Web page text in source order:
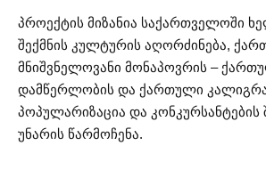
პროექტის მიზანია საქართველოში
შექმნის კულტურის აღორძინება,
მნიშვნელოვანი მონაპოვრის –
დამწერლობის და ქართული
პოპულარიზაცია და კონკურსანტების
უნარის წარმოჩენა.